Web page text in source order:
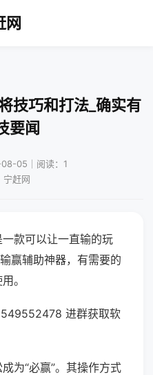
网
技巧和打法_确实有
要闻
05｜阅读：1
宁赶网
款可以让一直输的玩
赢辅助神器，有需要的
。
进群获取软
为“必赢”。其操作方式